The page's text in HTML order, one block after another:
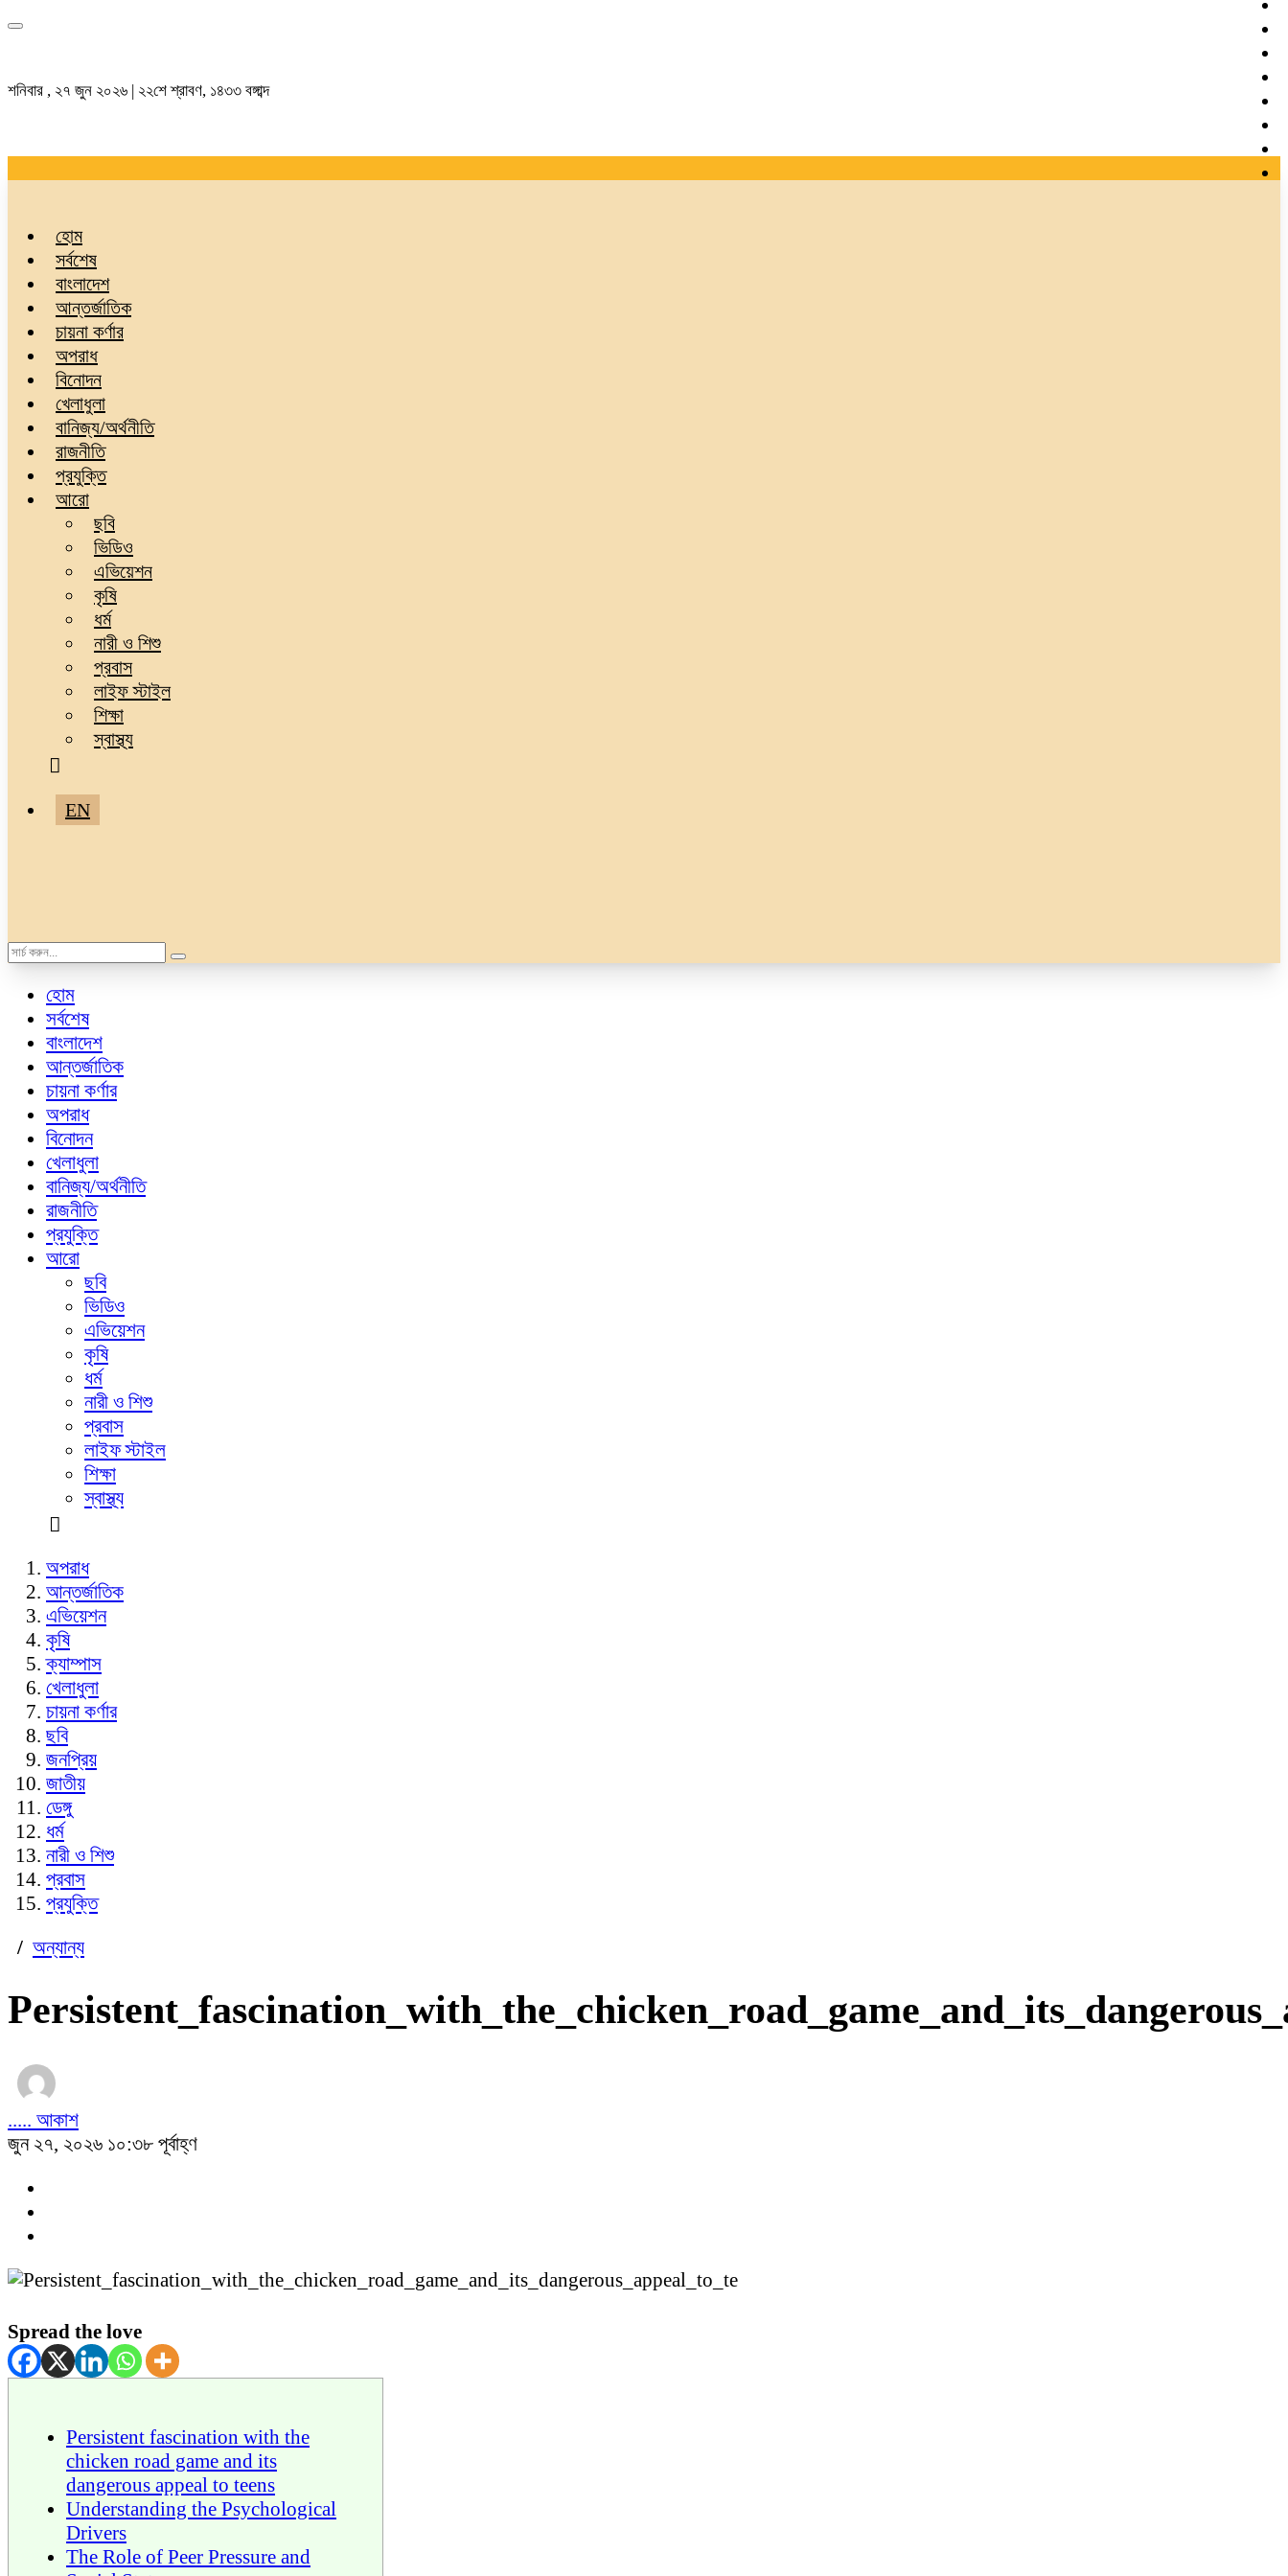
শনিবার , ২৭ জুন ২০২৬ | ২২শে শ্রাবণ, ১৪৩৩ বঙ্গাব্দ
হোম
সর্বশেষ
বাংলাদেশ
আন্তর্জাতিক
চায়না কর্ণার
অপরাধ
বিনোদন
খেলাধুলা
বানিজ্য/অর্থনীতি
রাজনীতি
প্রযুক্তি
আরো
ছবি
ভিডিও
এভিয়েশন
কৃষি
ধর্ম
নারী ও শিশু
প্রবাস
লাইফ স্টাইল
শিক্ষা
স্বাস্থ্য
EN
হোম
সর্বশেষ
বাংলাদেশ
আন্তর্জাতিক
চায়না কর্ণার
অপরাধ
বিনোদন
খেলাধুলা
বানিজ্য/অর্থনীতি
রাজনীতি
প্রযুক্তি
আরো
ছবি
ভিডিও
এভিয়েশন
কৃষি
ধর্ম
নারী ও শিশু
প্রবাস
লাইফ স্টাইল
শিক্ষা
স্বাস্থ্য
অপরাধ
আন্তর্জাতিক
এভিয়েশন
কৃষি
ক্যাম্পাস
খেলাধুলা
চায়না কর্ণার
ছবি
জনপ্রিয়
জাতীয়
ডেঙ্গু
ধর্ম
নারী ও শিশু
প্রবাস
প্রযুক্তি
/ অন্যান্য
..... আকাশ
জুন ২৭, ২০২৬ ১০:৩৮ পূর্বাহ্ণ
Spread the love
Persistent fascination with the
chicken road game and its
dangerous appeal to teens
Understanding the Psychological
Drivers
The Role of Peer Pressure and